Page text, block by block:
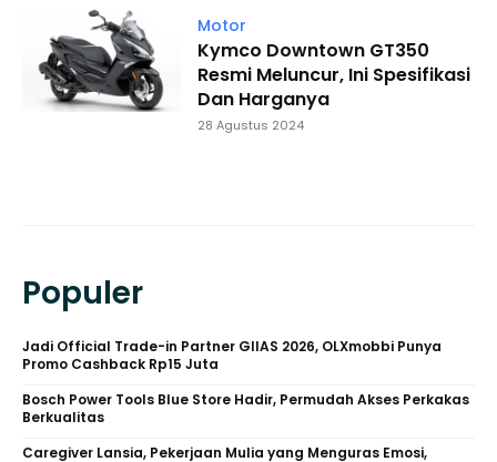
Motor
Kymco Downtown GT350
Resmi Meluncur, Ini Spesifikasi
Dan Harganya
28 Agustus 2024
Populer
Jadi Official Trade-in Partner GIIAS 2026, OLXmobbi Punya
Promo Cashback Rp15 Juta
Bosch Power Tools Blue Store Hadir, Permudah Akses Perkakas
Berkualitas
Caregiver Lansia, Pekerjaan Mulia yang Menguras Emosi,